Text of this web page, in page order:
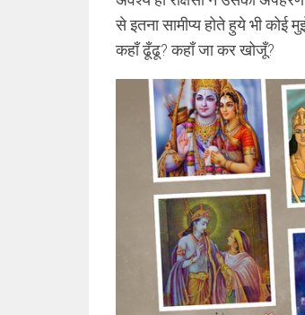
से इतना सामीप्य होते हुये भी कोई
कहाँ ढूँढू? कहाँ जा कर खोजूँ?